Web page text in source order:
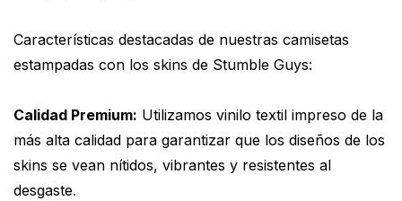
Características destacadas de nuestras camisetas
estampadas con los skins de Stumble Guys:
Calidad Premium: Utilizamos vinilo textil impreso de la
más alta calidad para garantizar que los diseños de los
skins se vean nítidos, vibrantes y resistentes al
desgaste.